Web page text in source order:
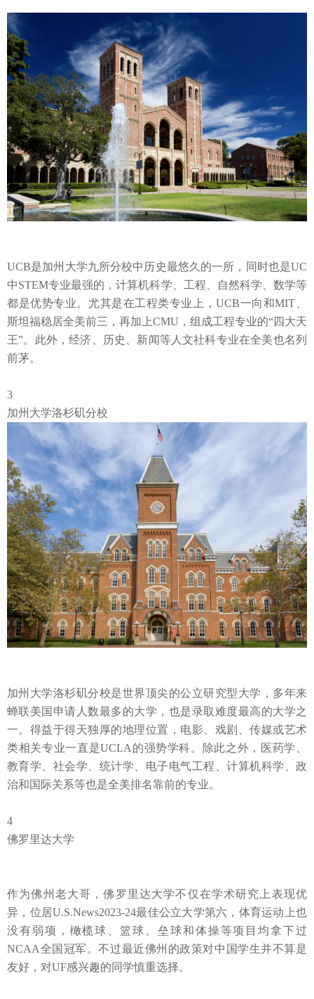
UCB是加州大学九所分校中历史最悠久的一所，同时也是UC
中STEM专业最强的 ，计算机科学、工程、自然科学、数学等
都是优势专业。尤其是在工程类专业上，UCB一向和MIT、
斯坦福稳居全美前三，再加上CMU，组成工程专业的“四大天
王”。此外，经济、历史、新闻等人文社科专业在全美也名列
前茅。
3
加州大学洛杉矶分校
加州大学洛杉矶分校是世界顶尖的公立研究型大学， 多年来
蝉联美国申请人数最多的大学，也是录取难度最高的大学之
一。 得益于得天独厚的地理位置，电影、戏剧、传媒或艺术
类相关专业一直是UCLA的强势学科。除此之外，医药学、
教育学、社会学、统计学、电子电气工程、计算机科学、政
治和国际关系等也是全美排名靠前的专业。
4
佛罗里达大学
作为佛州老大哥，佛罗里达大学不仅在学术研究上表现优
异， 位居U.S.News2023-24最佳公立大学第六， 体育运动上也
没有弱项，橄榄球、篮球、垒球和体操等项目均拿下过
NCAA全国冠军。不过最近佛州的政策对中国学生并不算是
友好，对UF感兴趣的同学慎重选择。